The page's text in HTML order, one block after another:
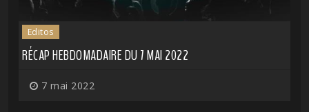
Editos
RÉCAP HEBDOMADAIRE DU 7 MAI 2022
7 mai 2022